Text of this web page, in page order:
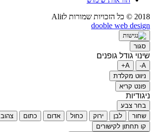
2018 © כל הזכויות שמורות לAlit
dooble web design
סגור
שינוי גודל גופנים
A-
A+
ניווט מקלדת
פונט קריא
ניגודיות
בחר צבע
שחור
לבן ירוק כחול אדום כתום צהוב
קו תחתון לקישורים